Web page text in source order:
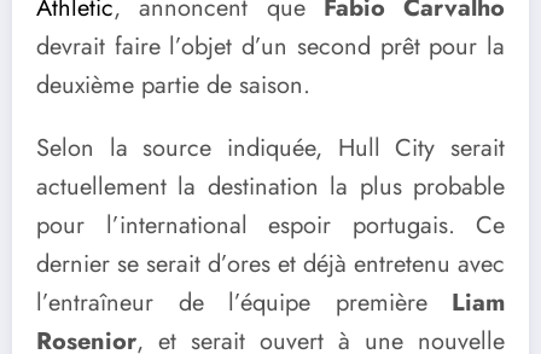
Athletic, annoncent queFabio Carvalho
devrait faire l’objet d’un second prêt pour la
deuxième partie de saison.
Selon la source indiquée, Hull City serait
actuellement la destination la plus probable
pour l’international espoir portugais. Ce
dernier se serait d’ores et déjà entretenu avec
l’entraîneur de l’équipe première Liam
Rosenior, et serait ouvert à une nouvelle